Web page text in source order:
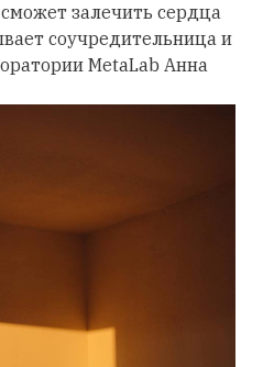
залечить сердца
соучредительница и
МetaLab Анна